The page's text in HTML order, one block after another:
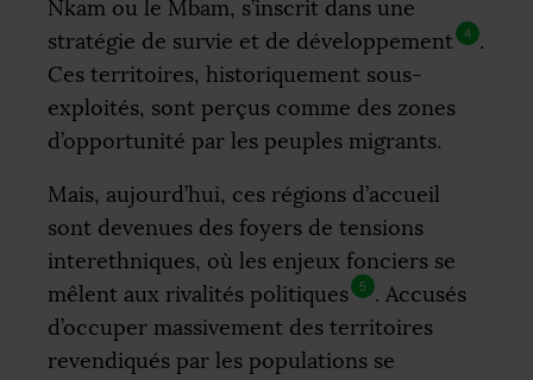
Nkam ou le Mbam, s’inscrit dans une
stratégie de survie et de développement
4
.
Ces territoires, historiquement sous-
exploités, sont perçus comme des zones
d’opportunité par les peuples migrants.
Mais, aujourd’hui, ces régions d’accueil
sont devenues des foyers de tensions
interethniques, où les enjeux fonciers se
mêlent aux rivalités politiques
5
. Accusés
d’occuper massivement des territoires
revendiqués par les populations se